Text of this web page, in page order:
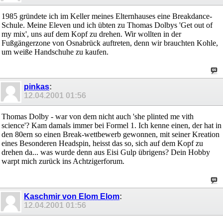
1985 gründete ich im Keller meines Elternhauses eine Breakdance-
Schule. Meine Eleven und ich übten zu Thomas Dolbys 'Get out of
my mix', uns auf dem Kopf zu drehen. Wir wollten in der
Fußgängerzone von Osnabrück auftreten, denn wir brauchten Kohle,
um weiße Handschuhe zu kaufen.
pinkas:
12.04.2001 01:56
Thomas Dolby - war von dem nicht auch 'she plinted me vith
science'? Kam damals immer bei Formel 1. Ich kenne einen, der hat in
den 80ern so einen Break-wettbewerb gewonnen, mit seiner Kreation
eines Besonderen Headspin, heisst das so, sich auf dem Kopf zu
drehen da... was wurde denn aus Eisi Gulp übrigens? Dein Hobby
warpt mich zurück ins Achtzigerforum.
Kaschmir von Elom Elom:
12.04.2001 01:56